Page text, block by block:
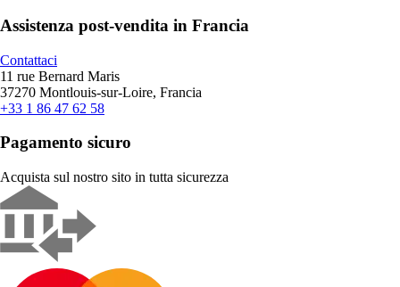
Assistenza post-vendita in Francia
Contattaci
11 rue Bernard Maris
37270 Montlouis-sur-Loire, Francia
+33 1 86 47 62 58
Pagamento sicuro
Acquista sul nostro sito in tutta sicurezza